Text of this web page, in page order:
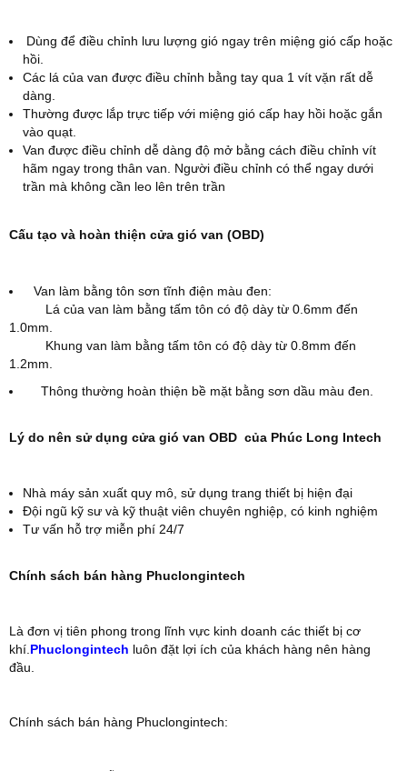
Dùng để điều chỉnh lưu lượng gió ngay trên miệng gió cấp hoặc
hồi.
Các lá của van được điều chỉnh bằng tay qua 1 vít vặn rất dễ
dàng.
Thường được lắp trực tiếp với miệng gió cấp hay hồi hoặc gắn
vào quạt.
Van được điều chỉnh dễ dàng độ mở bằng cách điều chỉnh vít
hãm ngay trong thân van. Người điều chỉnh có thể ngay dưới
trần mà không cần leo lên trên trần
Cấu tạo và hoàn thiện cửa gió van (OBD)
Van làm bằng tôn sơn tĩnh điện màu đen:
Lá của van làm bằng tấm tôn có độ dày từ 0.6mm đến
1.0mm.
Khung van làm bằng tấm tôn có độ dày từ 0.8mm đến
1.2mm.
Thông thường hoàn thiện bề mặt bằng sơn dầu màu đen.
Lý do nên sử dụng cửa gió van OBD của Phúc Long Intech
Nhà máy sản xuất quy mô, sử dụng trang thiết bị hiện đại
Đội ngũ kỹ sư và kỹ thuật viên chuyên nghiệp, có kinh nghiệm
Tư vấn hỗ trợ miễn phí 24/7
Chính sách bán hàng Phuclongintech
Là đơn vị tiên phong trong lĩnh vực kinh doanh các thiết bị cơ
khí.Phuclongintech luôn đặt lợi ích của khách hàng nên hàng
đầu.
Chính sách bán hàng Phuclongintech: